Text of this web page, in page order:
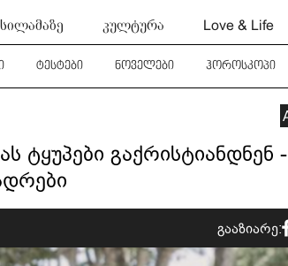
სილამაზე კულტურა Love & Life
ტესტები ნოველები ჰოროსკოპი
ტყუპები გაქრისტიანდნენ -
გააზიარე: